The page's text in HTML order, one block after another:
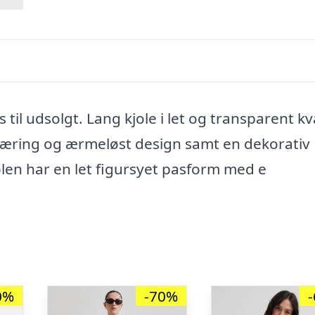
udsolgt. Lang kjole i let og transparent
og ærmeløst design samt en dekorativ
har en let figursyet pasform med e
-70%